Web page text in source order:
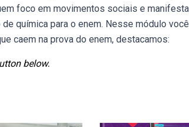
foco em movimentos sociais e
química para o enem. Nesse módulo você
caem na prova do enem, destacamos:
below.